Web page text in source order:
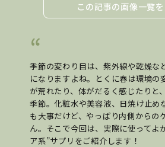
この記事の画像一覧
季節の変わり目は、紫外線や乾燥な
になりますよね。とくに春は環境の
が荒れたり、体がだるく感じたりと
季節。化粧水や美容液、日焼け止め
も大事だけど、やっぱり内側からの
ん。そこで今回は、実際に使ってよ
ア系”サプリをご紹介します！